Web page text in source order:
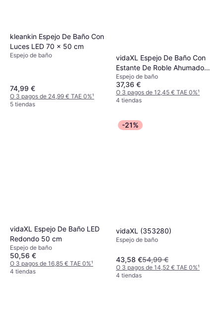
kleankin Espejo De Baño Con
Luces LED 70 x 50 cm
Espejo de baño
74,99 €
O 3 pagos de 24,99 € TAE 0%¹
5 tiendas
vidaXL Espejo De Baño Con
Estante De Roble Ahumado
50 x 12 x 60 cm
Espejo de baño
37,36 €
O 3 pagos de 12,45 € TAE 0%¹
4 tiendas
vidaXL Espejo De Baño LED
Redondo 50 cm
Espejo de baño
50,56 €
O 3 pagos de 16,85 € TAE 0%¹
4 tiendas
-21%
vidaXL (353280)
Espejo de baño
43,58 €54,99 €
O 3 pagos de 14,52 € TAE 0%¹
4 tiendas